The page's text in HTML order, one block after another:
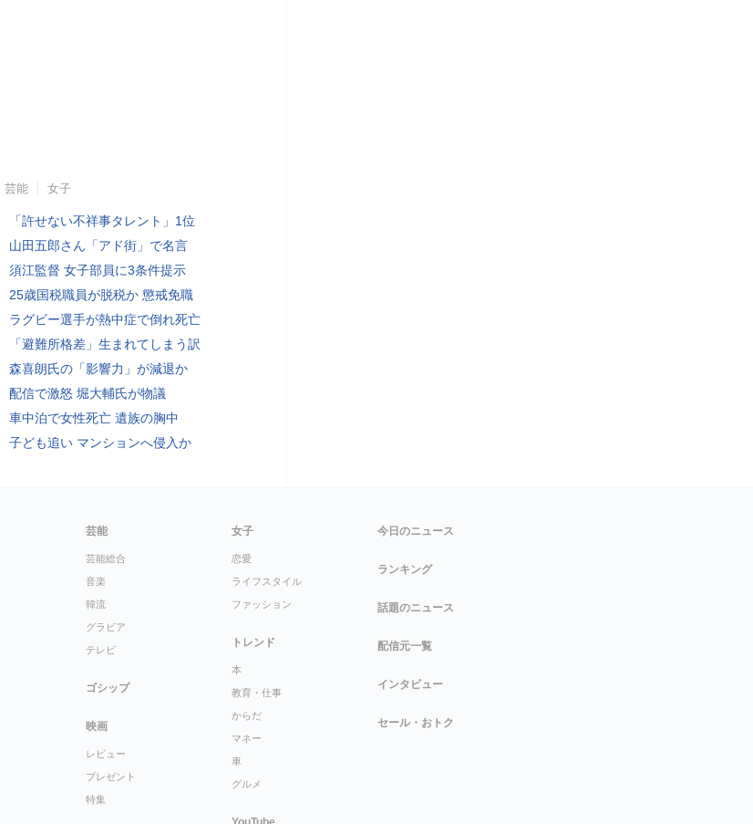
芸能 女子
「許せない不祥事タレント」1位
山田五郎さん「アド街」で名言
須江監督 女子部員に3条件提示
25歳国税職員が脱税か 懲戒免職
ラグビー選手が熱中症で倒れ死亡
「避難所格差」生まれてしまう訳
森喜朗氏の「影響力」が減退か
配信で激怒 堀大輔氏が物議
車中泊で女性死亡 遺族の胸中
子ども追い マンションへ侵入か
芸能
芸能総合
音楽
韓流
グラビア
テレビ
ゴシップ
映画
レビュー
プレゼント
特集
女子
恋愛
ライフスタイル
ファッション
トレンド
本
教育・仕事
からだ
マネー
車
グルメ
今日のニュース
ランキング
話題のニュース
配信元一覧
インタビュー
セール・おトク